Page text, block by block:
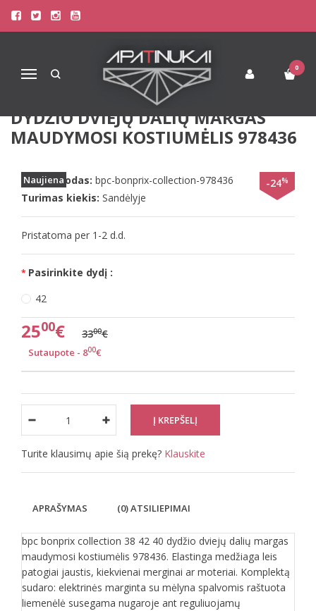
Navigacija
0
Pagrindinis
Paplūdimio Apranga
Maudymosi Kostiumėliai / Maudymukai
maudymosi kostiumėlis 978436
BPC BONPRIX COLLECTION 38 42 40
DYDŽIO DVIEJŲ DALIŲ MARGAS
MAUDYMOSI KOSTIUMĖLIS 978436
Naujiena -24%
Prekės kodas: bpc-bonprix-collection-978436
Turimas kiekis: Sandėlyje
Pristatoma per 1-2 d.d.
Pasirinkite dydį :
42
2500€ 3300€
Sutaupote - 800€
Turite klausimų apie šią prekę? Klauskite
APRAŠYMAS (0) ATSILIEPIMAI
bpc bonprix collection 38 42 40 dydžio dviejų dalių margas
maudymosi kostiumėlis 978436. Elastinga medžiaga leis
patogiai jaustis, kiekvienai merginai ar moteriai. Komplektą
sudaro: elektrinės marginta su mėlyna spalvomis raštuota
liemenėlė susegama nugaroje ant reguliuojamų